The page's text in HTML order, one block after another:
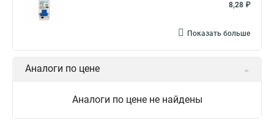
8,28 ₽
Показать больше
Аналоги по цене
Аналоги по цене не найдены